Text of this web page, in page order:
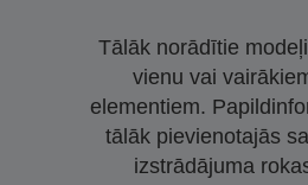
Tālāk norādītie
vienu vai
elementiem.
tālāk pievienotajās
izstrādājuma